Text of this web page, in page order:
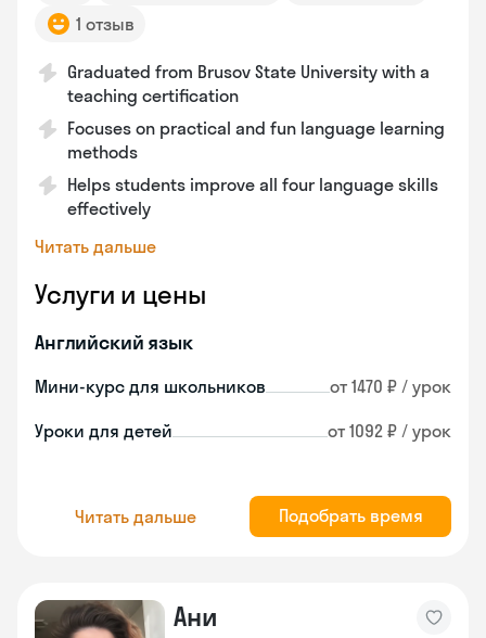
1 отзыв
Graduated from Brusov State University with a
teaching certification
Focuses on practical and fun language learning
methods
Helps students improve all four language skills
effectively
Читать дальше
Услуги и цены
Английский язык
Мини-курс для школьников от 1470 ₽ / урок
Уроки для детей от 1092 ₽ / урок
Читать дальше Подобрать время
Ани